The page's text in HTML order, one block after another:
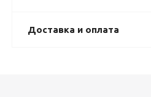
Доставка и оплата